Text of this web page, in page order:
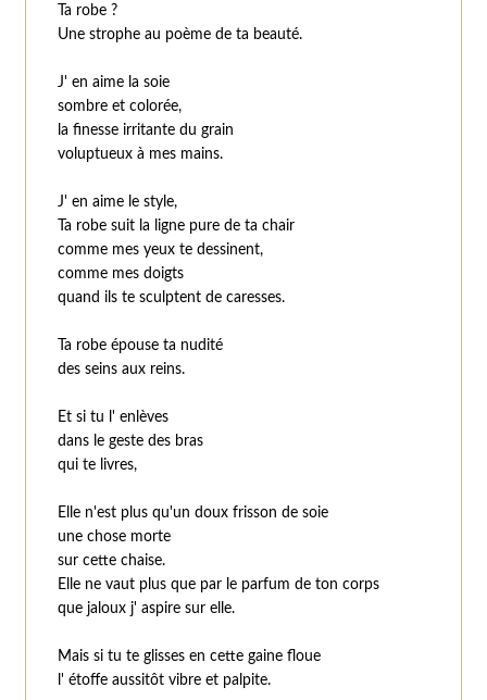
Ta robe ?
Une strophe au poème de ta beauté.
J' en aime la soie
sombre et colorée,
la finesse irritante du grain
voluptueux à mes mains.
J' en aime le style,
Ta robe suit la ligne pure de ta chair
comme mes yeux te dessinent,
comme mes doigts
quand ils te sculptent de caresses.
Ta robe épouse ta nudité
des seins aux reins.
Et si tu l' enlèves
dans le geste des bras
qui te livres,
Elle n'est plus qu'un doux frisson de soie
une chose morte
sur cette chaise.
Elle ne vaut plus que par le parfum de ton corps
que jaloux j' aspire sur elle.
Mais si tu te glisses en cette gaine floue
l' étoffe aussitôt vibre et palpite.